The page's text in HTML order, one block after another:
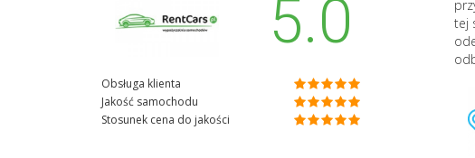
5.0
Obsługa klienta
Jakość samochodu
Stosunek cena do jakości
tej